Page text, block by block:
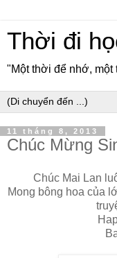
Thời đi
"Một thời để nhớ, một
11 tháng 8, 2013
Chúc Mừng
Chúc Mai Lan
Mong bông hoa của